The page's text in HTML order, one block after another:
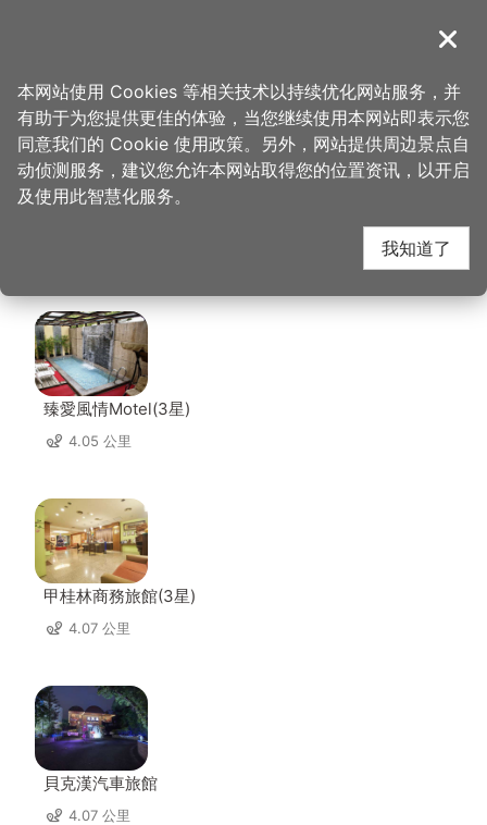
導覽
首页 > 想去的地方 > 住宿 > 绿的旅馆(3星)
绿的旅馆(3星) 周边住
宿
臻愛風情Motel(3星)
4.05 公里
甲桂林商務旅館(3星)
4.07 公里
貝克漢汽車旅館
4.07 公里
关闭
本网站使用 Cookies 等相关技术以持续优化网站服务，并
有助于为您提供更佳的体验，当您继续使用本网站即表示您
同意我们的 Cookie 使用政策。另外，网站提供周边景点自
动侦测服务，建议您允许本网站取得您的位置资讯，以开启
及使用此智慧化服务。
我知道了